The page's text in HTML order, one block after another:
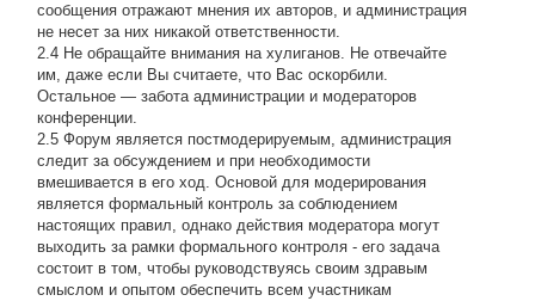
сообщения отражают мнения их авторов, и администрация
не несет за них никакой ответственности.
2.4 Не обращайте внимания на хулиганов. Не отвечайте
им, даже если Вы считаете, что Вас оскорбили.
Остальное — забота администрации и модераторов
конференции.
2.5 Форум является постмодерируемым, администрация
следит за обсуждением и при необходимости
вмешивается в его ход. Основой для модерирования
является формальный контроль за соблюдением
настоящих правил, однако действия модератора могут
выходить за рамки формального контроля - его задача
состоит в том, чтобы руководствуясь своим здравым
смыслом и опытом обеспечить всем участникам